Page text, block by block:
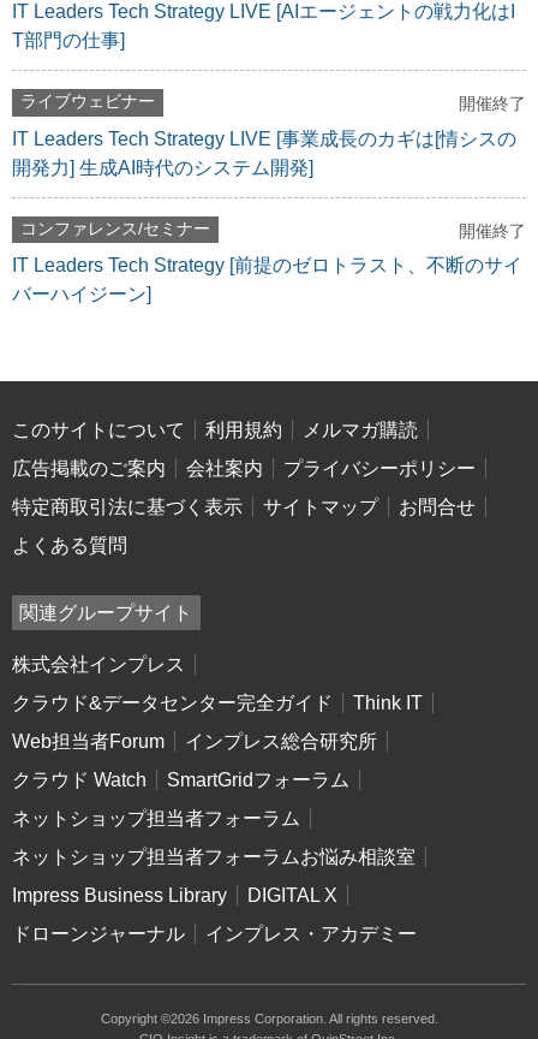
IT Leaders Tech Strategy LIVE [AIエージェントの戦力化はI
T部門の仕事]
ライブウェビナー 開催終了
IT Leaders Tech Strategy LIVE [事業成長のカギは[情シスの
開発力] 生成AI時代のシステム開発]
コンファレンス/セミナー 開催終了
IT Leaders Tech Strategy [前提のゼロトラスト、不断のサイ
バーハイジーン]
このサイトについて 利用規約
メルマガ購読
広告掲載のご案内
会社案内
プライバシーポリシー
特定商取引法に基づく表示
サイトマップ
お問合せ
よくある質問
関連グループサイト
株式会社インプレス
クラウド&データセンター完全ガイド
Think IT
Web担当者Forum
インプレス総合研究所
クラウド Watch
SmartGridフォーラム
ネットショップ担当者フォーラム
ネットショップ担当者フォーラムお悩み相談室
Impress Business Library
DIGITAL X
ドローンジャーナル
インプレス・アカデミー
Copyright ©2026 Impress Corporation. All rights reserved.